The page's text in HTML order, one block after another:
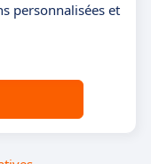
personnalisées et